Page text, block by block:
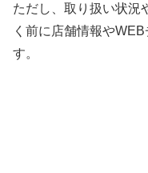
ただし、取り扱い状況
く前に店舗情報や
す。